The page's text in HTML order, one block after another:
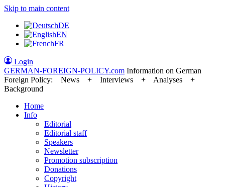
Skip to main content
DE
EN
FR
Login
GERMAN-FOREIGN-POLICY.com Information on German
Foreign Policy: News + Interviews + Analyses +
Background
Home
Info
Editorial
Editorial staff
Speakers
Newsletter
Promotion subscription
Donations
Copyright